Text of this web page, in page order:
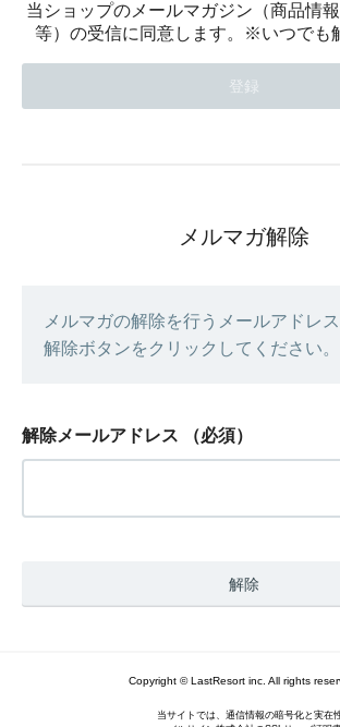
当ショップのメールマガジン（商品情
等）の受信に同意します。※いつでも
メルマガ解除
メルマガの解除を行うメールアドレス
解除ボタンをクリックしてください。
解除メールアドレス （必須）
Copyright © LastResort inc. All rights
当サイトでは、通信情報の暗号化と実在